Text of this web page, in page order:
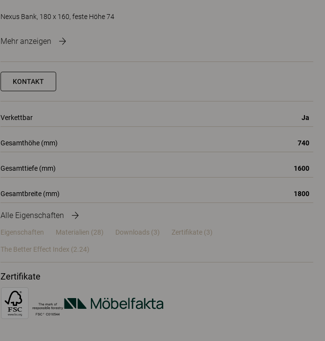
Nexus Bank, 180 x 160, feste Höhe 74
Mehr anzeigen
KONTAKT
Verkettbar Ja
Gesamthöhe (mm) 740
Gesamttiefe (mm) 1600
Gesamtbreite (mm) 1800
Alle Eigenschaften
Eigenschaften Materialien (28) Downloads (3) Zertifikate (3)
The Better Effect Index (2.24)
Zertifikate